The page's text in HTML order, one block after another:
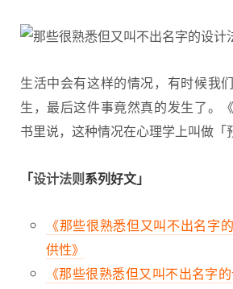
生活中会有这样的情况，有时候我
生，最后这件事竟然真的发生了。
书里说，这种情况在心理学上叫做「
「设计法则系列好文」
《那些很熟悉但又叫不出名字
供性》
《那些很熟悉但又叫不出名字